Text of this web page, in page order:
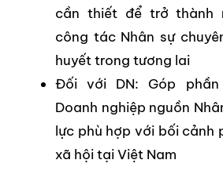
cần thiết để trở thành
công tác Nhân sự
huyết trong tương lai
Đối với DN: Góp
Doanh nghiệp nguồn
lực phù hợp với bối cảnh
xã hội tại Việt Nam